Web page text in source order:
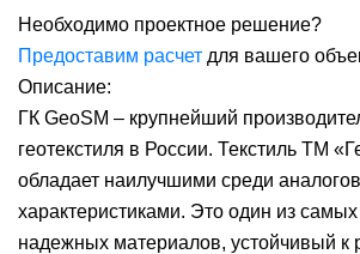
Необходимо проектное решение?
Предоставим расчет для вашего
Описание:
ГК GeoSM – крупнейший
геотекстиля в России. Текстиль ТМ
обладает наилучшими среди аналогов
характеристиками. Это один из
надежных материалов, устойчивый к